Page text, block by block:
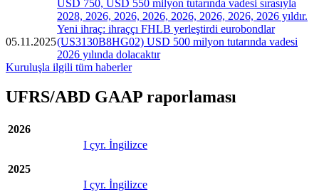
USD 750, USD 550 milyon tutarında vadesi sırasıyla
2028, 2026, 2026, 2026, 2026, 2026, 2026, 2026 yıldır.
05.11.2025
Yeni ihraç: ihraççı FHLB yerleştirdi eurobondlar
(US3130B8HG02) USD 500 milyon tutarında vadesi
2026 yılında dolacaktır
Kuruluşla ilgili tüm haberler
UFRS/ABD GAAP raporlaması
2026
I çyr. İngilizce
2025
I çyr. İngilizce